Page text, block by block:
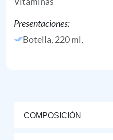
Presentaciones:
Botella, 220 ml,
COMPOSICIÓN